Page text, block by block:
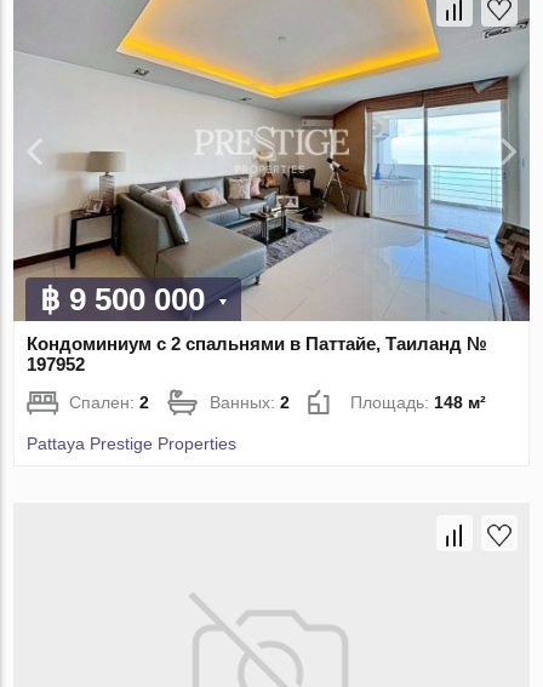
฿ 9 500 000
Кондоминиум с 2 спальнями в Паттайе, Таиланд №
197952
Спален:2 Ванных:2 Площадь:148 м²
Pattaya Prestige Properties